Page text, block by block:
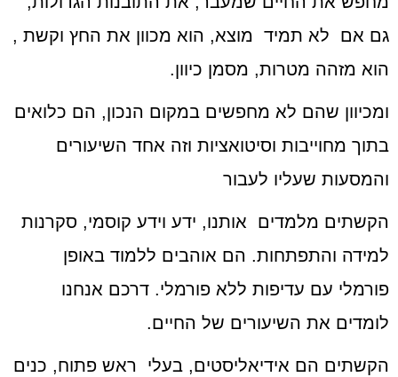
גם אם לא תמיד מוצא, הוא מכוון את החץ וקשת ,
הוא מזהה מטרות, מסמן כיוון.
ומכיוון שהם לא מחפשים במקום הנכון, הם כלואים
בתוך מחוייבות וסיטואציות וזה אחד השיעורים
והמסעות שעליו לעבור
הקשתים מלמדים אותנו, ידע וידע קוסמי, סקרנות
למידה והתפתחות. הם אוהבים ללמוד באופן
פורמלי עם עדיפות ללא פורמלי. דרכם אנחנו
לומדים את השיעורים של החיים.
הקשתים הם אידיאליסטים, בעלי ראש פתוח, כנים